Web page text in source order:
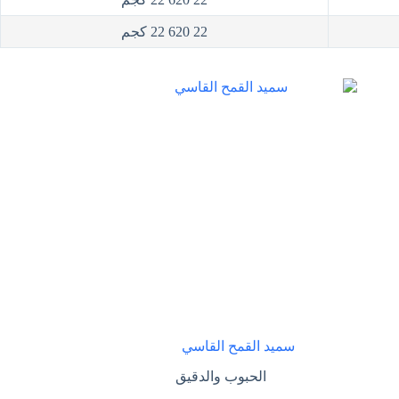
22 620 22 كجم
سميد القمح القاسي
الحبوب والدقيق